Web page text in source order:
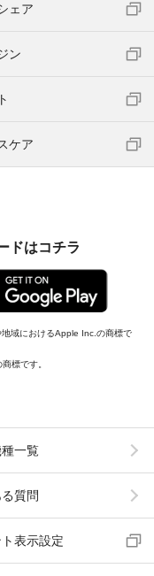
ェア
ン
ケア
ドはコチラ
域におけるApple Inc.の商標で
標です。
一覧
質問
表示設定